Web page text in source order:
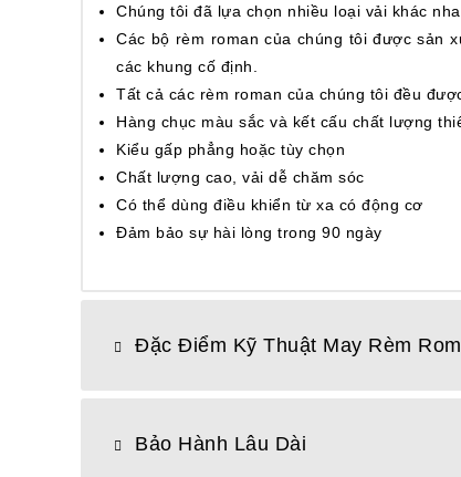
Chúng tôi đã lựa chọn nhiều loại vải khác
Các bộ rèm roman của chúng tôi được sản
các khung cố định.
Tất cả các rèm roman của chúng tôi đều
Hàng chục màu sắc và kết cấu chất lượng
Kiểu gấp phẳng hoặc tùy chọn
Chất lượng cao, vải dễ chăm sóc
Có thể dùng điều khiển từ xa có động cơ
Đảm bảo sự hài lòng trong 90 ngày
Đặc Điểm Kỹ Thuật May Rèm
Bảo Hành Lâu Dài